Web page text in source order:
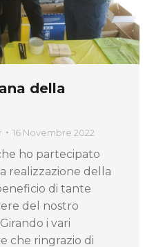
della
16 Novembre 2022
ho partecipato
realizzazione della
di tante
del nostro
i vari
che ringrazio di